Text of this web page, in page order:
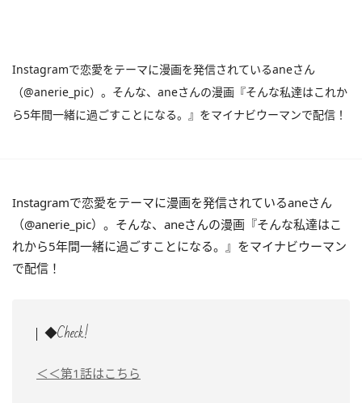
Instagramで恋愛をテーマに漫画を発信されているaneさん
（@anerie_pic）。そんな、aneさんの漫画『そんな私達はこれか
ら5年間一緒に過ごすことになる。』をマイナビウーマンで配信！
Instagramで恋愛をテーマに漫画を発信されているaneさん
（@anerie_pic）。そんな、aneさんの漫画『そんな私達はこ
れから5年間一緒に過ごすことになる。』をマイナビウーマン
で配信！
◆Check!
＜＜第1話はこちら